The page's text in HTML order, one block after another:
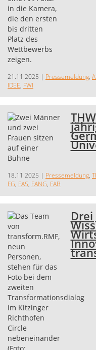
21.11.2025 | Pressemeldung,
IDEE, FWI
18.11.2025 | Pressemeldung,
FG, FAS, FANG, FAB